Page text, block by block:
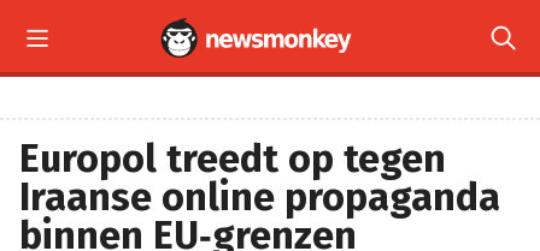
 
Europol treedt op tegen
Iraanse online propaganda
binnen EU‑grenzen